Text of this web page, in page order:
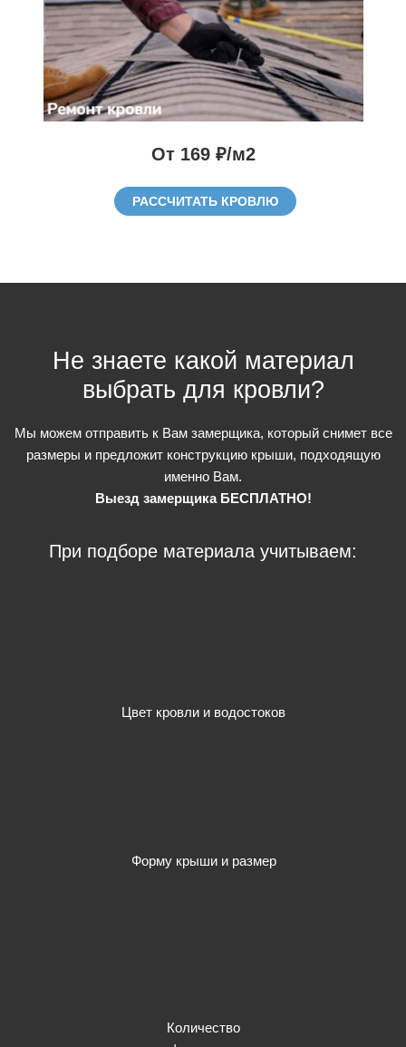
От 169 ₽/м2
РАССЧИТАТЬ КРОВЛЮ
Не знаете какой материал
выбрать для кровли?
Мы можем отправить к Вам замерщика, который снимет все
размеры и предложит конструкцию крыши, подходящую
именно Вам.
Выезд замерщика БЕСПЛАТНО!
При подборе материала учитываем:
Цвет кровли и водостоков
Форму крыши и размер
Количество